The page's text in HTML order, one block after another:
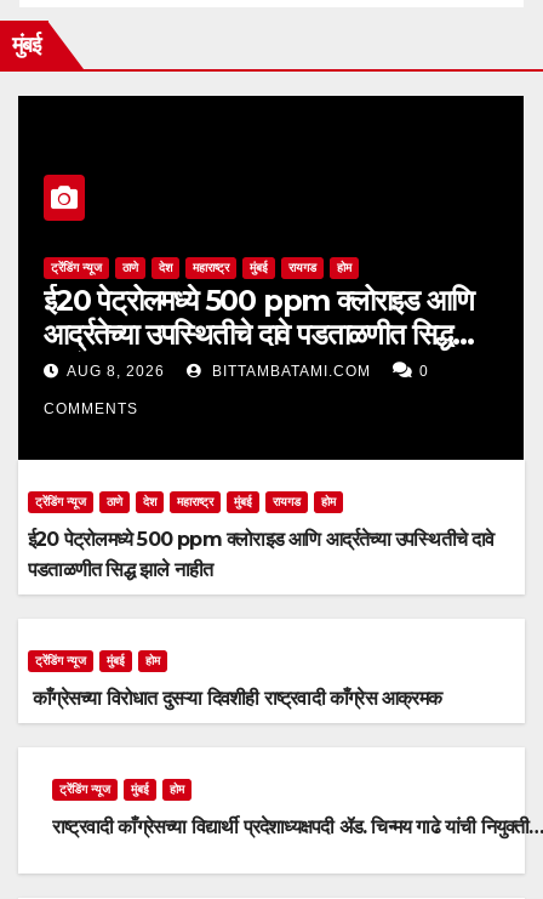
मुंबई
ट्रेंडिंग न्यूज ठाणे देश महाराष्ट्र मुंबई रायगड होम
ई20 पेट्रोलमध्ये 500 ppm क्लोराइड आणि
आर्द्रतेच्या उपस्थितीचे दावे पडताळणीत सिद्ध
झाले नाहीत
AUG 8, 2026 BITTAMBATAMI.COM 0
COMMENTS
ट्रेंडिंग न्यूज ठाणे देश महाराष्ट्र मुंबई रायगड होम
ई20 पेट्रोलमध्ये 500 ppm क्लोराइड आणि आर्द्रतेच्या उपस्थितीचे दावे
पडताळणीत सिद्ध झाले नाहीत
ट्रेंडिंग न्यूज मुंबई होम
काँग्रेसच्या विरोधात दुसऱ्या दिवशीही राष्ट्रवादी काँग्रेस आक्रमक
ट्रेंडिंग न्यूज मुंबई होम
राष्ट्रवादी काँग्रेसच्या विद्यार्थी प्रदेशाध्यक्षपदी ॲड. चिन्मय गाढे यांची नियुक्ती…